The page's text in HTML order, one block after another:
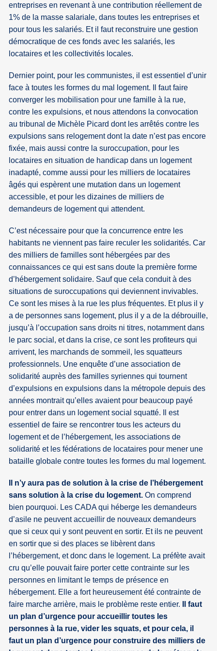
entreprises en revenant à une contribution réellement de
1% de la masse salariale, dans toutes les entreprises et
pour tous les salariés. Et il faut reconstruire une gestion
démocratique de ces fonds avec les salariés, les
locataires et les collectivités locales.
Dernier point, pour les communistes, il est essentiel d’unir
face à toutes les formes du mal logement. Il faut faire
converger les mobilisation pour une famille à la rue,
contre les expulsions, et nous attendons la convocation
au tribunal de Michèle Picard dont les arrêtés contre les
expulsions sans relogement dont la date n’est pas encore
fixée, mais aussi contre la suroccupation, pour les
locataires en situation de handicap dans un logement
inadapté, comme aussi pour les milliers de locataires
âgés qui espèrent une mutation dans un logement
accessible, et pour les dizaines de milliers de
demandeurs de logement qui attendent.
C’est nécessaire pour que la concurrence entre les
habitants ne viennent pas faire reculer les solidarités. Car
des milliers de familles sont hébergées par des
connaissances ce qui est sans doute la première forme
d’hébergement solidaire. Sauf que cela conduit à des
situations de suroccupations qui deviennent invivables.
Ce sont les mises à la rue les plus fréquentes. Et plus il y
a de personnes sans logement, plus il y a de la débrouille,
jusqu’à l’occupation sans droits ni titres, notamment dans
le parc social, et dans la crise, ce sont les profiteurs qui
arrivent, les marchands de sommeil, les squatteurs
professionnels. Une enquête d’une association de
solidarité auprès des familles syriennes qui tournent
d’expulsions en expulsions dans la métropole depuis des
années montrait qu’elles avaient pour beaucoup payé
pour entrer dans un logement social squatté. Il est
essentiel de faire se rencontrer tous les acteurs du
logement et de l’hébergement, les associations de
solidarité et les fédérations de locataires pour mener une
bataille globale contre toutes les formes du mal logement.
Il n’y aura pas de solution à la crise de l’hébergement
sans solution à la crise du logement. On comprend
bien pourquoi. Les CADA qui héberge les demandeurs
d’asile ne peuvent accueillir de nouveaux demandeurs
que si ceux qui y sont peuvent en sortir. Et ils ne peuvent
en sortir que si des places se libèrent dans
l’hébergement, et donc dans le logement. La préfète avait
cru qu’elle pouvait faire porter cette contrainte sur les
personnes en limitant le temps de présence en
hébergement. Elle a fort heureusement été contrainte de
faire marche arrière, mais le problème reste entier.
Il faut
un plan d’urgence pour accueillir toutes les
personnes à la rue, vider les squats, et pour cela, il
faut un plan d’urgence pour construire des milliers de